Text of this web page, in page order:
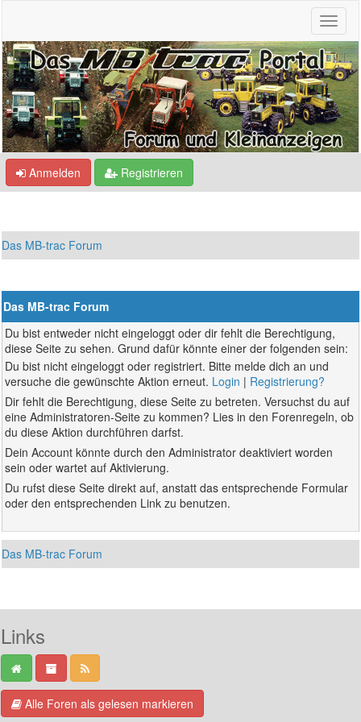
Anmelden Registrieren
Das MB-trac Forum
Das MB-trac Forum
Du bist entweder nicht eingeloggt oder dir fehlt die Berechtigung,
diese Seite zu sehen. Grund dafür könnte einer der folgenden sein:
Du bist nicht eingeloggt oder registriert. Bitte melde dich an und
versuche die gewünschte Aktion erneut. Login | Registrierung?
Dir fehlt die Berechtigung, diese Seite zu betreten. Versuchst du auf
eine Administratoren-Seite zu kommen? Lies in den Forenregeln, ob
du diese Aktion durchführen darfst.
Dein Account könnte durch den Administrator deaktiviert worden
sein oder wartet auf Aktivierung.
Du rufst diese Seite direkt auf, anstatt das entsprechende Formular
oder den entsprechenden Link zu benutzen.
Das MB-trac Forum
Links
Alle Foren als gelesen markieren